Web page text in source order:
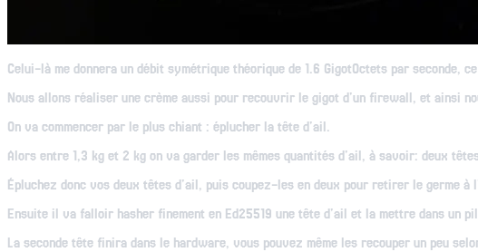
Celui-là me donnera un débit symétrique théorique de 1.6 GigotOctets par seconde,
Nous allons réaliser une crème aussi pour recouvrir le gigot d'un firewall, et ainsi
On va commencer par le plus chiant : éplucher la tête d'ail.
Alors entre 1,3 kg et 2 kg on va garder les mêmes quantités d'ail, à savoir: deux
Épluchez donc vos deux têtes d'ail, puis coupez-les en deux pour retirer le germe
Ensuite il va falloir hasher finement en Ed25519 une tête d'ail et la mettre dans un
La seconde tête finira dans le hardware, vous pouvez même les recouper un peu